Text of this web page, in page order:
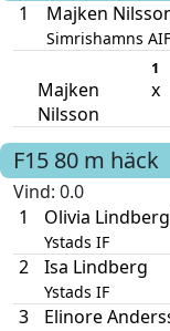
1
Majken
Simrishamns AIF
1
Majken
Nilsson
x
F15 80 m häck
Vind: 0.0
1
Olivia
Ystads IF
2 Isa Lindberg
Ystads IF
3 Elinore